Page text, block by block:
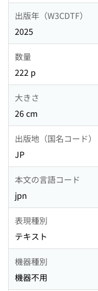
出版年（W3CDTF）
2025
数量
222 p
大きさ
26 cm
出版地（国名コード）
JP
本文の言語コード
jpn
表現種別
テキスト
機器種別
機器不用